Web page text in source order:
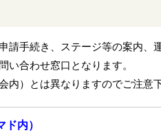
手続き、ステージ等の案内、
合わせ窓口となります。
）とは異なりますのでご注意下
内）